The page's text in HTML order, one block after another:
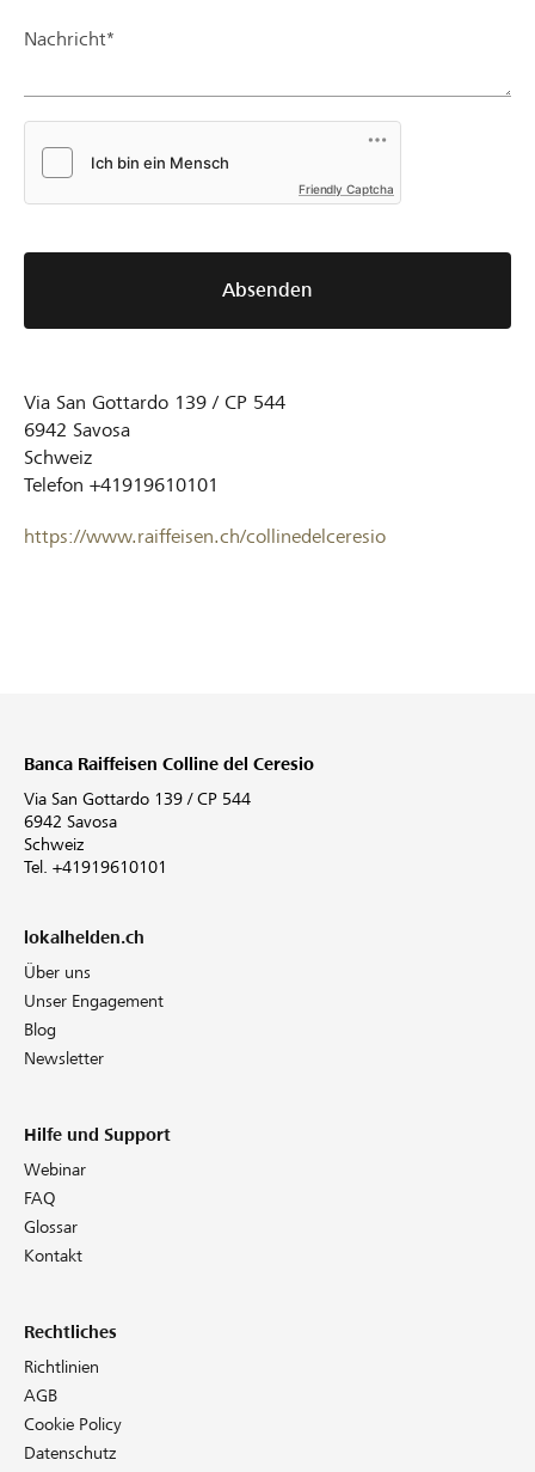
Nachricht*
Friendly Captcha
Absenden
Via San Gottardo 139 / CP 544
6942 Savosa
Schweiz
Telefon +41919610101
https://www.raiffeisen.ch/collinedelceresio
Banca Raiffeisen Colline del Ceresio
Via San Gottardo 139 / CP 544
6942 Savosa
Schweiz
Tel. +41919610101
lokalhelden.ch
Über uns
Unser Engagement
Blog
Newsletter
Hilfe und Support
Webinar
FAQ
Glossar
Kontakt
Rechtliches
Richtlinien
AGB
Cookie Policy
Datenschutz